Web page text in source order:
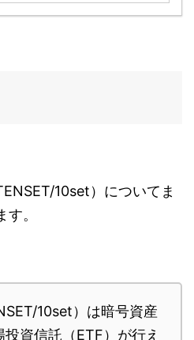
10set）についてま
。
10set）は暗号資産
投資信託（ETF）が行え